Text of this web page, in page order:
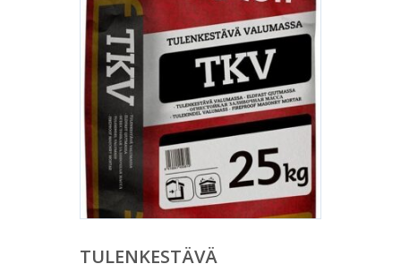
TULENKESTÄVÄ